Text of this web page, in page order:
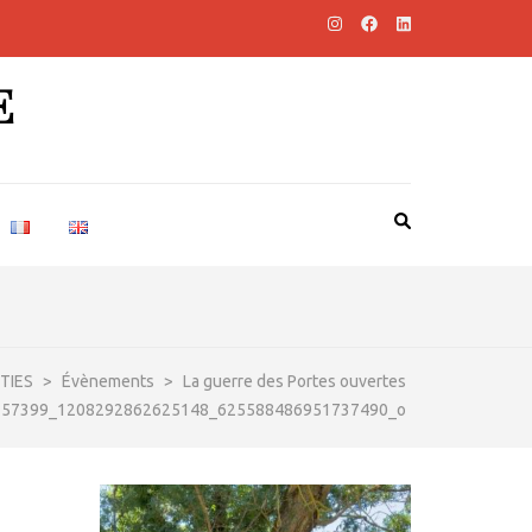
> Évènements > La guerre des Portes ouvertes